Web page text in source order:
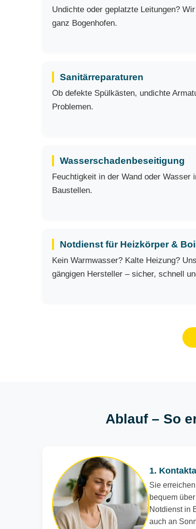
Undichte oder geplatzte Leitungen?
ganz Bogenhofen.
Sanitärreparaturen
Ob defekte Spülkästen, undichte
Problemen.
Wasserschadenbeseitigung
Feuchtigkeit in der Wand oder
Baustellen.
Notdienst für Heizkörper &
Kein Warmwasser? Kalte Heizung?
gängigen Hersteller – sicher, schnell
Ablauf – So
1.
Sie
bequem
Notdienst in
auch an